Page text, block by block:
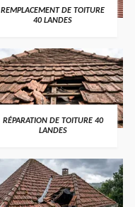
REMPLACEMENT DE TOITURE
40 LANDES
RÉPARATION DE TOITURE 40
LANDES